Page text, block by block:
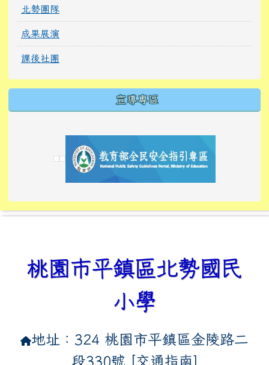
北勢團隊
成果展演
課後社團
宣導專區
link to https://
link to https://10000.gov.tw/
link to https://
link to https://10000.gov.tw/
link to https://
link to https://
link to https://i.win.org.tw/
link to https://
link to https://
link to https://
link to https://
桃園市平鎮區北勢國民
小學
地址：324 桃園市平鎮區金陵路二
段330號 [交通指南]